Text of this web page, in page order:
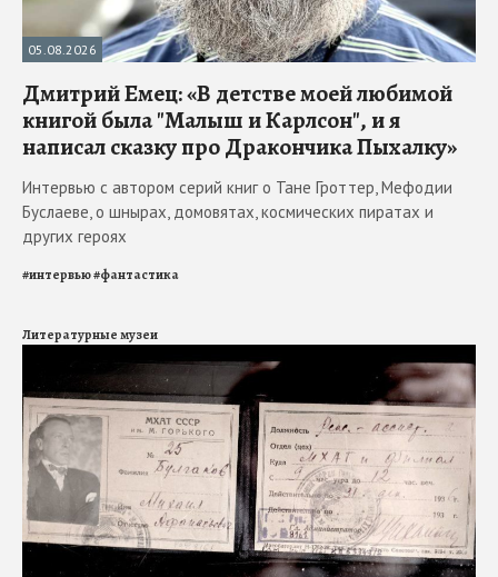
05.08.2026
Дмитрий Емец: «В детстве моей любимой
книгой была "Малыш и Карлсон", и я
написал сказку про Дракончика Пыхалку»
Интервью с автором серий книг о Тане Гроттер, Мефодии
Буслаеве, о шнырах, домовятах, космических пиратах и
других героях
#интервью#фантастика
Литературные музеи